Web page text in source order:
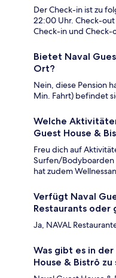
Der Check-in ist zu
22:00 Uhr. Check-
Check-in und Check-
Bietet Naval
Ort?
Nein, diese Pension
Min. Fahrt) befindet
Welche
Guest House &
Freu dich auf
Surfen/Bodyboarden
hat zudem
Verfügt Naval
Restaurants oder
Ja, NAVAL
Was gibt es in
House & Bistrô zu